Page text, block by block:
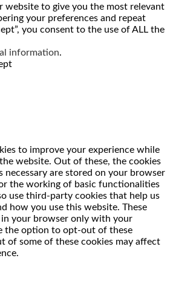
website to give you the most relevant
your preferences and repeat
you consent to the use of ALL the
information.
to improve your experience while
website. Out of these, the cookies
necessary are stored on your browser
the working of basic functionalities
use third-party cookies that help us
how you use this website. These
your browser only with your
the option to opt-out of these
of some of these cookies may affect